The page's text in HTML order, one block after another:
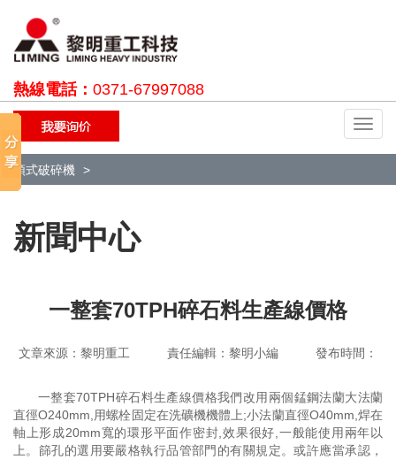
熱線電話： 0371-67997088
切
換
顎式破碎機
新聞中心
一整套70TPH碎石料生產線價格
文章來源：黎明重工 責任編輯：黎明小編 發布時間：
一整套70TPH碎石料生產線價格我們改用兩個錳鋼法蘭大法蘭
直徑O240mm,用螺栓固定在洗礦機機體上;小法蘭直徑O40mm,焊在
軸上形成20mm寬的環形平面作密封,效果很好,一般能使用兩年以
上。篩孔的選用要嚴格執行品管部門的有關規定。或許應當承認，